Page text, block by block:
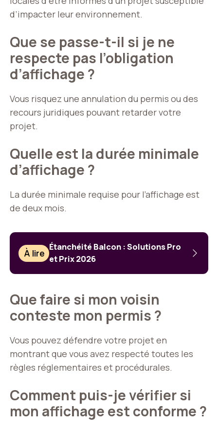
d’impacter leur environnement.
Que se passe-t-il si je ne
respecte pas l’obligation
d’affichage ?
Vous risquez une annulation du permis ou des
recours juridiques pouvant retarder votre
projet.
Quelle est la durée minimale
d’affichage ?
La durée minimale requise pour l’affichage est
de deux mois.
À lire
Étanchéité Balcon : Solutions Pro
et Prix 2026
Que faire si mon voisin
conteste mon permis ?
Vous pouvez défendre votre projet en
montrant que vous avez respecté toutes les
règles réglementaires et procédurales.
Comment puis-je vérifier si
mon affichage est conforme ?